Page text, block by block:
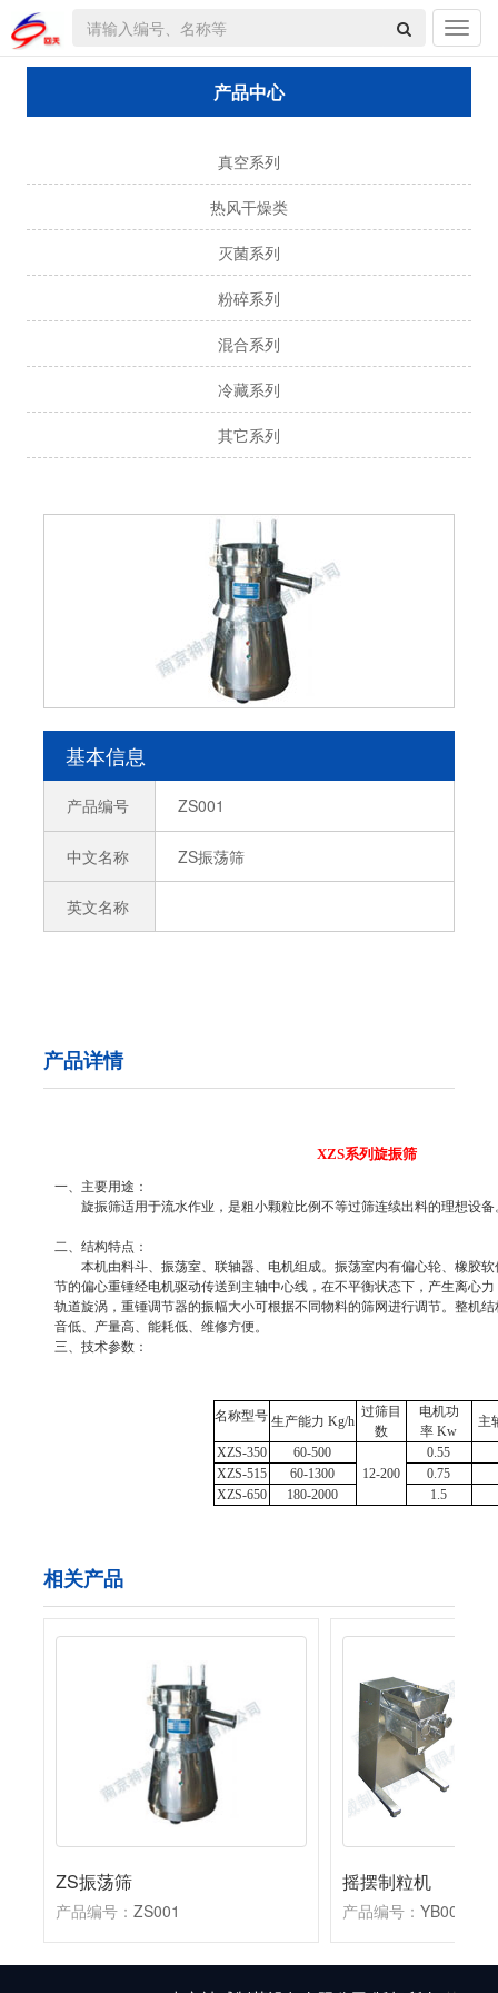
产品中心
真空系列
热风干燥类
灭菌系列
粉碎系列
混合系列
冷藏系列
其它系列
基本信息
产品编号 ZS001
中文名称 ZS振荡筛
英文名称
产品详情
XZS系列旋振筛
一、主要用途：
旋振筛适用于流水作业，是粗小颗粒比例不等过筛连续出料的理想设备
二、结构特点：
本机由料斗、振荡室、联轴器、电机组成。振荡室内有偏心轮、橡胶软
节的偏心重锤经电机驱动传送到主轴中心线，在不平衡状态下，产生离心
轨道旋涡，重锤调节器的振幅大小可根据不同物料的筛网进行调节。整机
音低、产量高、能耗低、维修方便。
三、技术参数：
名称型号 生产能力 Kg/h
过筛目
数
电机功
率 Kw
主
XZS-350
60-500
12-200
0.55
XZS-515
60-1300
0.75
XZS-650
180-2000 1.5
相关产品
ZS振荡筛
产品编号： ZS001
摇摆制粒机
产品编号： YB002